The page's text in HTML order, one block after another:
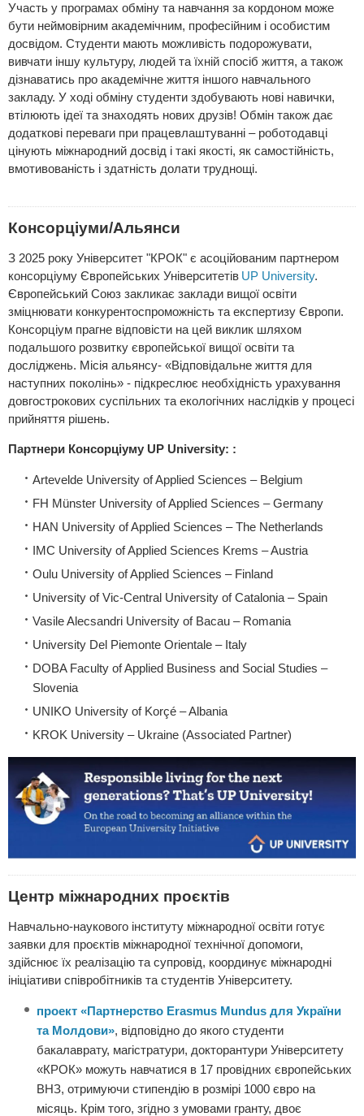
Участь у програмах обміну та навчання за кордоном може
бути неймовірним академічним, професійним і особистим
досвідом. Студенти мають можливість подорожувати,
вивчати іншу культуру, людей та їхній спосіб життя, а також
дізнаватись про академічне життя іншого навчального
закладу. У ході обміну студенти здобувають нові навички,
втілюють ідеї та знаходять нових друзів! Обмін також дає
додаткові переваги при працевлаштуванні – роботодавці
цінують міжнародний досвід і такі якості, як самостійність,
вмотивованість і здатність долати труднощі.
Консорціуми/Альянси
З 2025 року Університет "КРОК" є асоційованим партнером
консорціуму Європейських Університетів UP University.
Європейський Союз закликає заклади вищої освіти
зміцнювати конкурентоспроможність та експертизу Європи.
Консорціум прагне відповісти на цей виклик шляхом
подальшого розвитку європейської вищої освіти та
досліджень. Місія альянсу- «Відповідальне життя для
наступних поколінь» - підкреслює необхідність урахування
довгострокових суспільних та екологічних наслідків у процесі
прийняття рішень.
Партнери Консорціуму UP University: :
Artevelde University of Applied Sciences – Belgium
FH Münster University of Applied Sciences – Germany
HAN University of Applied Sciences – The Netherlands
IMC University of Applied Sciences Krems – Austria
Oulu University of Applied Sciences – Finland
University of Vic-Central University of Catalonia – Spain
Vasile Alecsandri University of Bacau – Romania
University Del Piemonte Orientale – Italy
DOBA Faculty of Applied Business and Social Studies –
Slovenia
UNIKO University of Korçé – Albania
KROK University – Ukraine (Associated Partner)
Центр міжнародних проєктів
Навчально-наукового інституту міжнародної освіти готує
заявки для проєктів міжнародної технічної допомоги,
здійснює їх реалізацію та супровід, координує міжнародні
ініціативи співробітників та студентів Університету.
проект «Партнерство Erasmus Mundus для України
та Молдови», відповідно до якого студенти
бакалаврату, магістратури, докторантури Університету
«КРОК» можуть навчатися в 17 провідних європейських
ВНЗ, отримуючи стипендію в розмірі 1000 євро на
місяць. Крім того, згідно з умовами гранту, двоє